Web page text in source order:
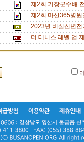
제2회 기장군수배
제2회 마산365병
2023년 비실신년
더 테니스 레벨 업